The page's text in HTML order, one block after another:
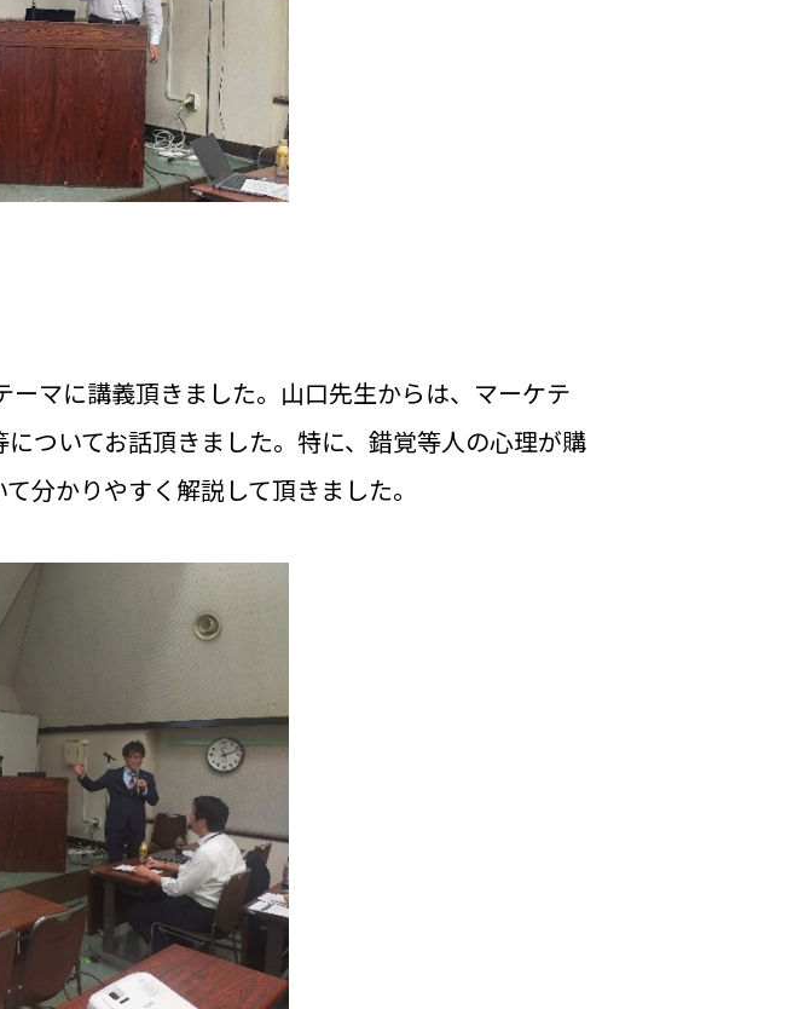
マに講義頂きました。山口先生からは、マーケテ
ついてお話頂きました。特に、錯覚等人の心理が購
分かりやすく解説して頂きました。